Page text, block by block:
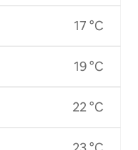
17 °C
19 °C
22 °C